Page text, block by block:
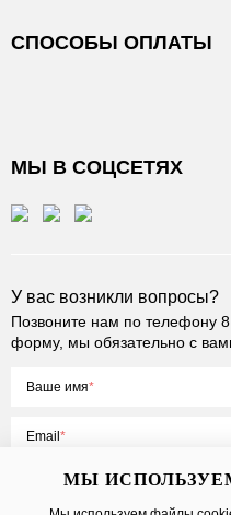
СПОСОБЫ ОПЛАТЫ
МЫ В СОЦСЕТЯХ
У вас возникли вопросы?
Позвоните нам по телефону
форму, мы обязательно с
Ваше имя
Email
МЫ